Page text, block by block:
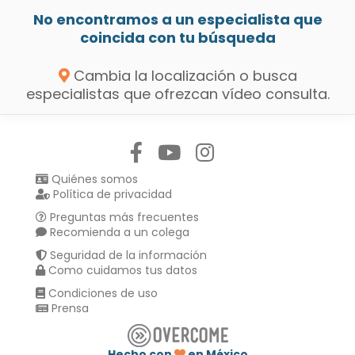
No encontramos a un especialista que
coincida con tu búsqueda
Cambia la localización o busca
especialistas que ofrezcan vídeo consulta.
Quiénes somos
Política de privacidad
Preguntas más frecuentes
Recomienda a un colega
Seguridad de la información
Como cuidamos tus datos
Condiciones de uso
Prensa